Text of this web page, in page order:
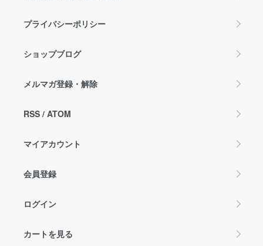
プライバシーポリシー
ショップブログ
メルマガ登録・解除
RSS / ATOM
マイアカウント
会員登録
ログイン
カートを見る